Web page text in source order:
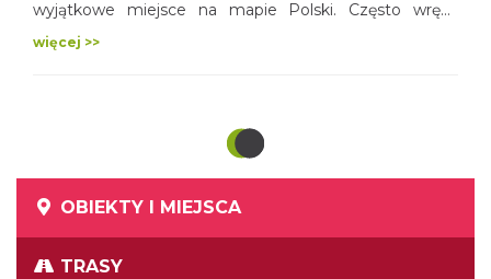
wyjątkowe miejsce na mapie Polski. Często wręcz
zaskakujące swoimi zróżnicowanymi atrakcjami
turystycznymi. Mamy tu doskonałą kuchnię i festiwale,
która niejednokrotnie doceniana była przez światowych
znawców tematu, mamy zabytki techniki – nawet takie
wymieniać. Ale jest jeszcze jedno… Możliwe, że
będziecie najbardziej zaskoczeni.
więcej >>
OBIEKTY I MIEJSCA
TRASY